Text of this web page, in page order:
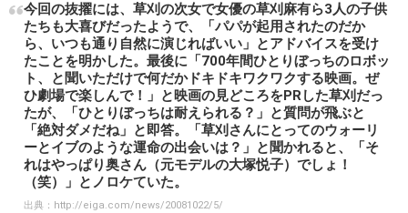
今回の抜擢には、草刈の次女で女優の草刈麻有ら3人の子供
たちも大喜びだったようで、「パパが起用されたのだか
ら、いつも通り自然に演じればいい」とアドバイスを受け
たことを明かした。最後に「700年間ひとりぼっちのロボッ
ト、と聞いただけで何だかドキドキワクワクする映画。ぜ
ひ劇場で楽しんで！」と映画の見どころをPRした草刈だっ
たが、「ひとりぼっちは耐えられる？」と質問が飛ぶと
「絶対ダメだね」と即答。「草刈さんにとってのウォーリ
ーとイブのような運命の出会いは？」と聞かれると、「そ
れはやっぱり奥さん（元モデルの大塚悦子）でしょ！
（笑）」とノロケていた。
出典： http://eiga.com/news/20081022/5/